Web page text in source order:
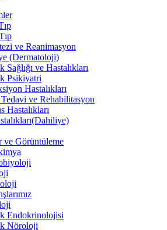
ve Reanimasyon
(Dermatoloji)
Sağlığı ve Hastalıkları
Psikiyatri
Hastalıkları
ve Rehabilitasyon
Hastalıkları
ve Görüntüleme
Endokrinolojisi
Nöroloji